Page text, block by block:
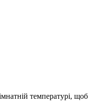
температурі, щоб